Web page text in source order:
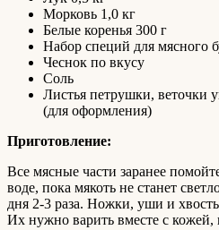
Морковь 1,0 кг
Белые коренья 300 г
Набор специй для мясного
Чеснок по вкусу
Соль
Листья петрушки, веточки
(для оформления)
Приготовление:
Все мясные части заранее
воде, пока мякоть не станет
дня 2-3 раза. Ножки, уши и
Их нужно варить вместе с кожей,